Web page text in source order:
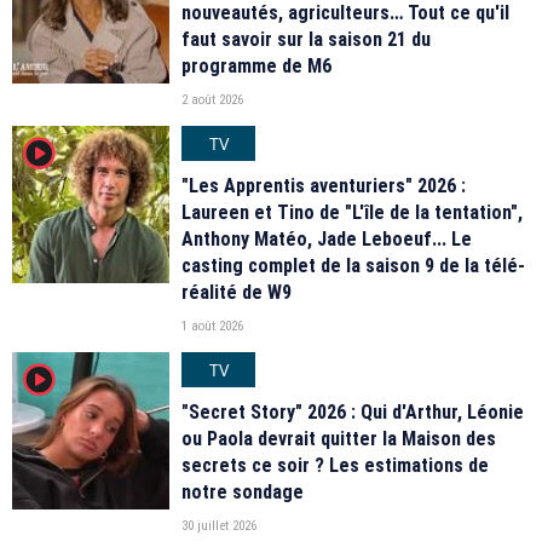
nouveautés, agriculteurs… Tout ce qu'il
faut savoir sur la saison 21 du
programme de M6
2 août 2026
player2
TV
"Les Apprentis aventuriers" 2026 :
Laureen et Tino de "L'île de la tentation",
Anthony Matéo, Jade Leboeuf... Le
casting complet de la saison 9 de la télé-
réalité de W9
1 août 2026
player2
TV
"Secret Story" 2026 : Qui d'Arthur, Léonie
ou Paola devrait quitter la Maison des
secrets ce soir ? Les estimations de
notre sondage
30 juillet 2026